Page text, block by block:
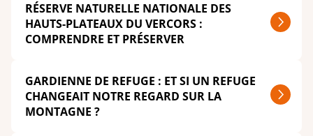
RÉSERVE NATURELLE NATIONALE DES
HAUTS-PLATEAUX DU VERCORS :
COMPRENDRE ET PRÉSERVER
GARDIENNE DE REFUGE : ET SI UN REFUGE
CHANGEAIT NOTRE REGARD SUR LA
MONTAGNE ?